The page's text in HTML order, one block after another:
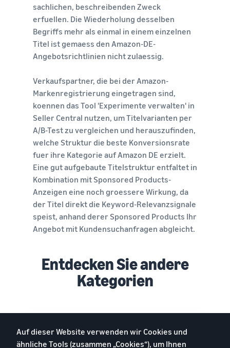
sachlichen, beschreibenden Zweck
erfuellen. Die Wiederholung desselben
Begriffs mehr als einmal in einem einzelnen
Titel ist gemaess den Amazon-DE-
Angebotsrichtlinien nicht zulaessig.
Verkaufspartner, die bei der Amazon-
Markenregistrierung eingetragen sind,
koennen das Tool 'Experimente verwalten' in
Seller Central nutzen, um Titelvarianten per
A/B-Test zu vergleichen und herauszufinden,
welche Struktur die beste Konversionsrate
fuer ihre Kategorie auf Amazon DE erzielt.
Eine gut aufgebaute Titelstruktur entfaltet in
Kombination mit Sponsored Products-
Anzeigen eine noch groessere Wirkung, da
der Titel direkt die Keyword-Relevanzsignale
speist, anhand derer Sponsored Products Ihr
Angebot mit Kundensuchanfragen abgleicht.
Entdecken Sie andere
Kategorien
Auf dieser Website verwenden wir Cookies und
ähnliche Tools (zusammen „Cookies“), um Ihnen